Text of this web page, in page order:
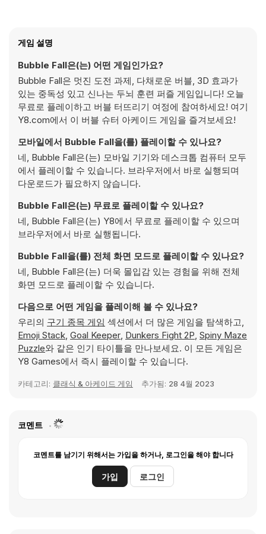
게임 설명
Bubble Fall은(는) 어떤 게임인가요?
Bubble Fall은 멋진 도전 과제, 다채로운 버블, 3D 효과가
있는 중독성 있고 신나는 두뇌 훈련 퍼즐 게임입니다! 오늘
무료로 플레이하고 버블 터뜨리기 여정에 참여하세요! 여기
Y8.com에서 이 버블 슈터 아케이드 게임을 즐겨보세요!
모바일에서 Bubble Fall을(를) 플레이할 수 있나요?
네, Bubble Fall은(는) 모바일 기기와 데스크톱 컴퓨터 모두
에서 플레이할 수 있습니다. 브라우저에서 바로 실행되며
다운로드가 필요하지 않습니다.
Bubble Fall은(는) 무료로 플레이할 수 있나요?
네, Bubble Fall은(는) Y8에서 무료로 플레이할 수 있으며
브라우저에서 바로 실행됩니다.
Bubble Fall을(를) 전체 화면 모드로 플레이할 수 있나요?
네, Bubble Fall은(는) 더욱 몰입감 있는 경험을 위해 전체
화면 모드로 플레이할 수 있습니다.
다음으로 어떤 게임을 플레이해 볼 수 있나요?
우리의 구기 종목 게임 섹션에서 더 많은 게임을 탐색하고,
Emoji Stack, Goal Keeper, Dunkers Fight 2P, Spiny Maze
Puzzle와 같은 인기 타이틀을 만나보세요. 이 모든 게임은
Y8 Games에서 즉시 플레이할 수 있습니다.
카테고리: 클래식 & 아케이드 게임 추가됨: 28 4월 2023
코멘트
코멘트를 남기기 위해서는 가입을 하거나, 로그인을 해야 합니다
가입 로그인